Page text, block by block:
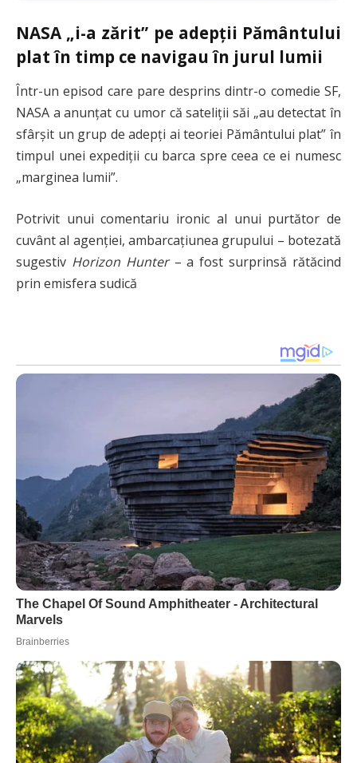
NASA „i-a zărit” pe adepții Pământului
plat în timp ce navigau în jurul lumii
Într-un episod care pare desprins dintr-o comedie SF,
NASA a anunțat cu umor că sateliții săi „au detectat în
sfârșit un grup de adepți ai teoriei Pământului plat” în
timpul unei expediții cu barca spre ceea ce ei numesc
„marginea lumii”.
Potrivit unui comentariu ironic al unui purtător de
cuvânt al agenției, ambarcațiunea grupului – botezată
sugestiv Horizon Hunter– a fost surprinsă rătăcind
prin emisfera sudică